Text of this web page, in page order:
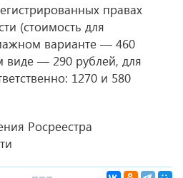
правах
(стоимость для
варианте — 460
виде — 290 рублей, для
1270 и 580
Росреестра